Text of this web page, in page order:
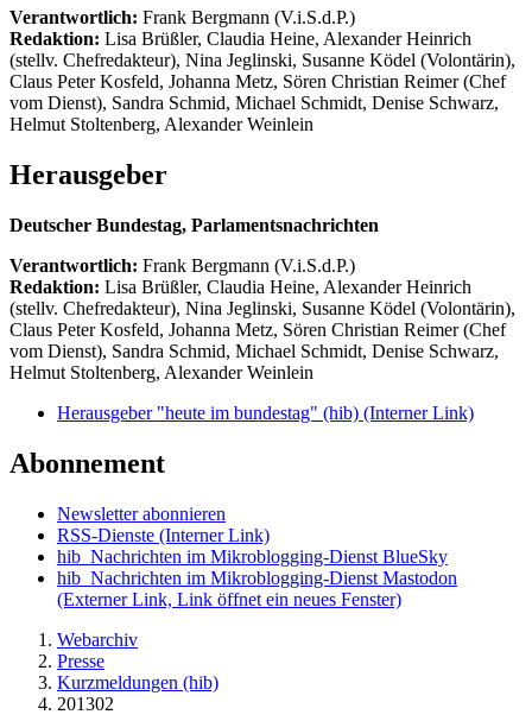
Verantwortlich: Frank Bergmann (V.i.S.d.P.)
Redaktion: Lisa Brüßler, Claudia Heine, Alexander Heinrich
(stellv. Chefredakteur), Nina Jeglinski, Susanne Ködel (Volontärin),
Claus Peter Kosfeld, Johanna Metz, Sören Christian Reimer (Chef
vom Dienst), Sandra Schmid, Michael Schmidt, Denise Schwarz,
Helmut Stoltenberg, Alexander Weinlein
Herausgeber
Deutscher Bundestag, Parlamentsnachrichten
Verantwortlich: Frank Bergmann (V.i.S.d.P.)
Redaktion: Lisa Brüßler, Claudia Heine, Alexander Heinrich
(stellv. Chefredakteur), Nina Jeglinski, Susanne Ködel (Volontärin),
Claus Peter Kosfeld, Johanna Metz, Sören Christian Reimer (Chef
vom Dienst), Sandra Schmid, Michael Schmidt, Denise Schwarz,
Helmut Stoltenberg, Alexander Weinlein
Herausgeber "heute im bundestag" (hib) (Interner Link)
Abonnement
Newsletter abonnieren
RSS-Dienste (Interner Link)
hib_Nachrichten im Mikroblogging-Dienst BlueSky
hib_Nachrichten im Mikroblogging-Dienst Mastodon
(Externer Link, Link öffnet ein neues Fenster)
Webarchiv
Presse
Kurzmeldungen (hib)
201302